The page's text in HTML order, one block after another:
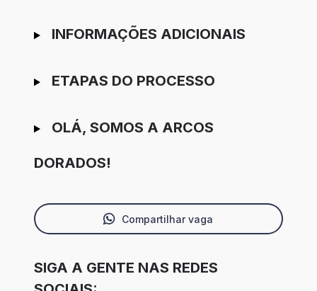
INFORMAÇÕES ADICIONAIS
ETAPAS DO PROCESSO
OLÁ, SOMOS A ARCOS
DORADOS!
Compartilhar vaga
SIGA A GENTE NAS REDES